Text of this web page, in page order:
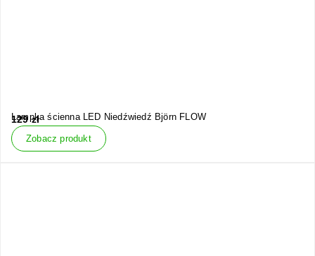
Lampka ścienna LED Niedźwiedź Björn FLOW
129zł
Zobacz produkt